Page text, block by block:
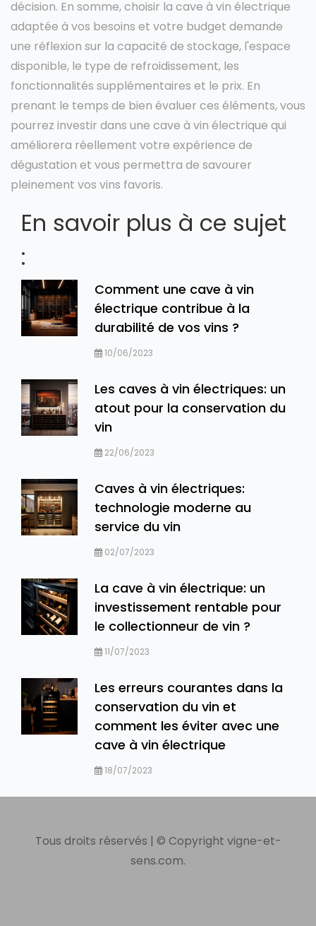
décision. En somme, choisir la cave à vin électrique
adaptée à vos besoins et votre budget demande
une réflexion sur la capacité de stockage, l'espace
disponible, le type de refroidissement, les
fonctionnalités supplémentaires et le prix. En
prenant le temps de bien évaluer ces éléments, vous
pourrez investir dans une cave à vin électrique qui
améliorera réellement votre expérience de
dégustation et vous permettra de savourer
pleinement vos vins favoris.
En savoir plus à ce sujet
:
Comment une cave à vin
électrique contribue à la
durabilité de vos vins ?
10/06/2023
Les caves à vin électriques: un
atout pour la conservation du
vin
22/06/2023
Caves à vin électriques:
technologie moderne au
service du vin
02/07/2023
La cave à vin électrique: un
investissement rentable pour
le collectionneur de vin ?
11/07/2023
Les erreurs courantes dans la
conservation du vin et
comment les éviter avec une
cave à vin électrique
18/07/2023
Tous droits réservés | © Copyright vigne-et-
sens.com.